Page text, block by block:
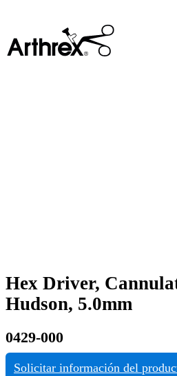
Hex Driver,
Hudson, 5.0mm
0429-000
Solicitar información del